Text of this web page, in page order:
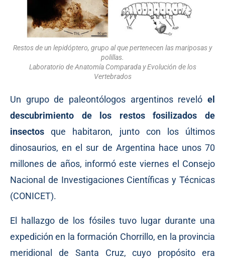
Restos de un lepidóptero, grupo al que pertenecen las mariposas y
polillas.
Laboratorio de Anatomía Comparada y Evolución de los
Vertebrados
Un grupo de paleontólogos argentinos reveló el
descubrimiento de los restos fosilizados de
insectos que habitaron, junto con los últimos
dinosaurios, en el sur de Argentina hace unos 70
millones de años, informóeste viernes el Consejo
Nacional de Investigaciones Científicas y Técnicas
(CONICET).
El hallazgo de los fósiles tuvo lugar durante una
expedición en la formación Chorrillo, en la provincia
meridional de Santa Cruz, cuyo propósito era